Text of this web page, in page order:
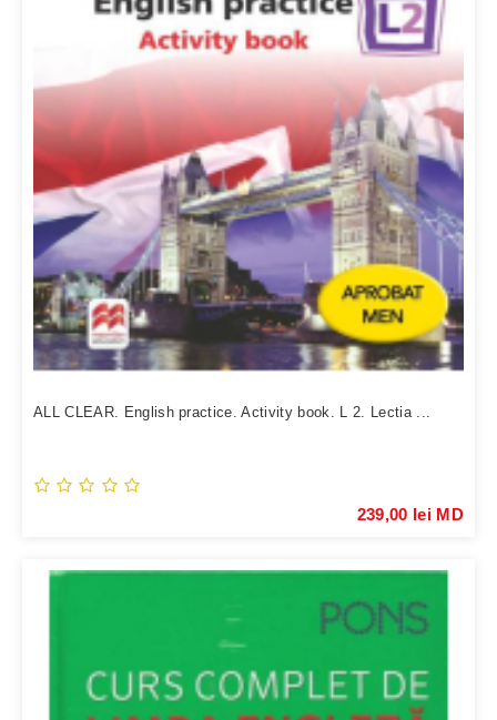
ALL CLEAR. English practice. Activity book. L 2. Lectia ...
239,00 lei MD